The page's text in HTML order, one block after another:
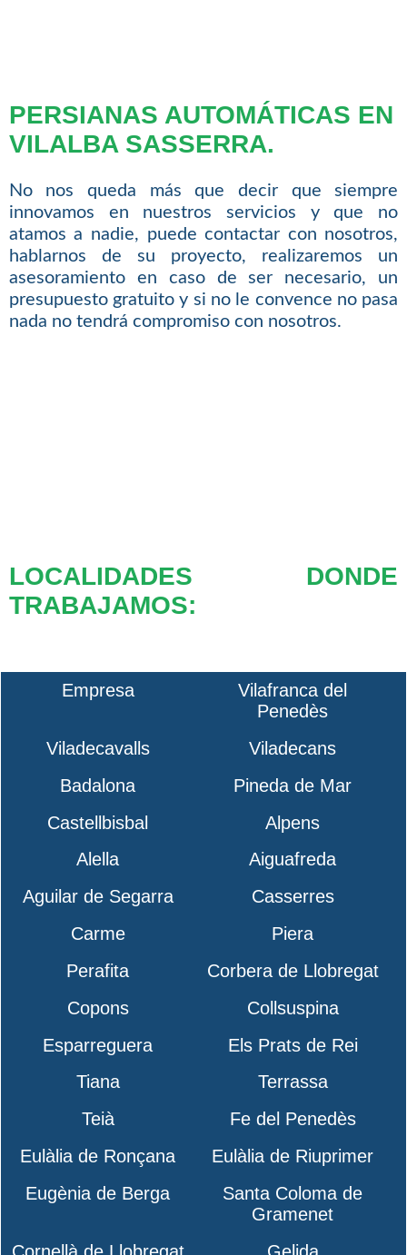
PERSIANAS AUTOMÁTICAS EN
VILALBA SASSERRA.
No nos queda más que decir que siempre
innovamos en nuestros servicios y que no
atamos a nadie, puede contactar con nosotros,
hablarnos de su proyecto, realizaremos un
asesoramiento en caso de ser necesario, un
presupuesto gratuito y si no le convence no pasa
nada no tendrá compromiso con nosotros.
LOCALIDADES DONDE
TRABAJAMOS:
Empresa
Vilafranca del
Penedès
Viladecavalls
Viladecans
Badalona
Pineda de Mar
Castellbisbal
Alpens
Alella
Aiguafreda
Aguilar de Segarra
Casserres
Carme
Piera
Perafita
Corbera de Llobregat
Copons
Collsuspina
Esparreguera
Els Prats de Rei
Tiana
Terrassa
Teià
Fe del Penedès
Eulàlia de Ronçana
Eulàlia de Riuprimer
Eugènia de Berga
Santa Coloma de
Gramenet